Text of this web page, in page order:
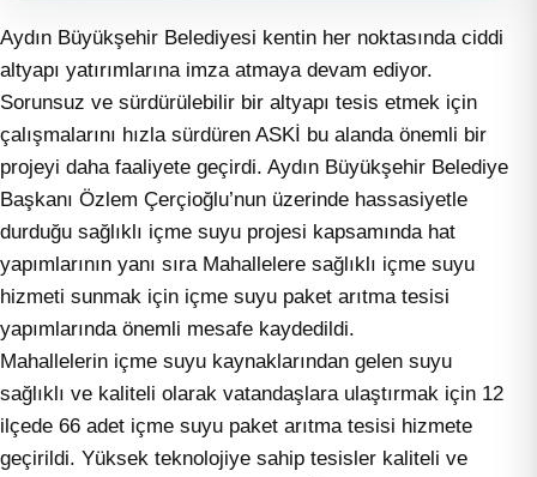
Aydın Büyükşehir Belediyesi kentin her noktasında ciddi
altyapı yatırımlarına imza atmaya devam ediyor.
Sorunsuz ve sürdürülebilir bir altyapı tesis etmek için
çalışmalarını hızla sürdüren ASKİ bu alanda önemli bir
projeyi daha faaliyete geçirdi. Aydın Büyükşehir Belediye
Başkanı Özlem Çerçioğlu’nun üzerinde hassasiyetle
durduğu sağlıklı içme suyu projesi kapsamında hat
yapımlarının yanı sıra Mahallelere sağlıklı içme suyu
hizmeti sunmak için içme suyu paket arıtma tesisi
yapımlarında önemli mesafe kaydedildi.
Mahallelerin içme suyu kaynaklarından gelen suyu
sağlıklı ve kaliteli olarak vatandaşlara ulaştırmak için 12
ilçede 66 adet içme suyu paket arıtma tesisi hizmete
geçirildi. Yüksek teknolojiye sahip tesisler kaliteli ve